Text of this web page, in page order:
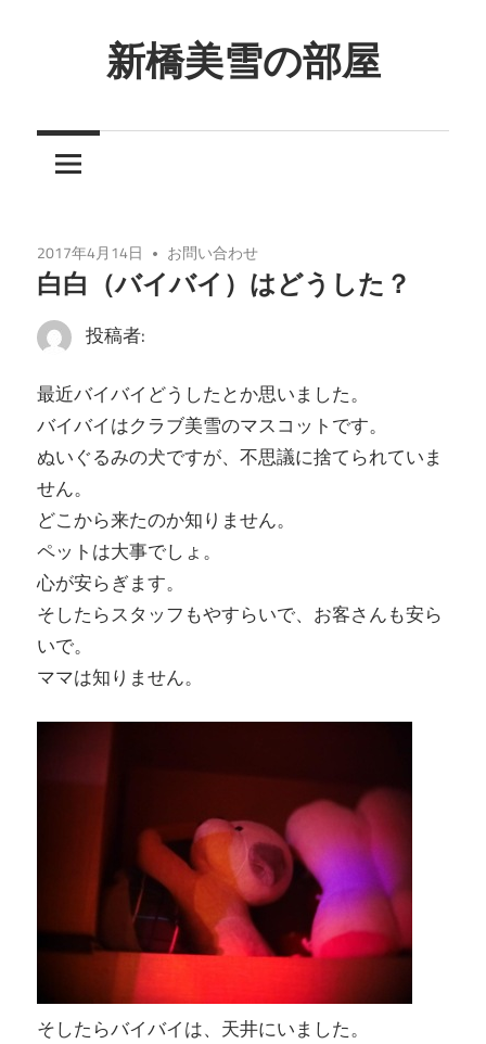
ツ
ッ
プ
新橋美雪の部屋
ん
し
た
癒
し
の
空
間
2017年4月14日 お問い合わせ
白白（バイバイ）はどうした？
投稿者:
最近バイバイどうしたとか思いました。
バイバイはクラブ美雪のマスコットです。
ぬいぐるみの犬ですが、不思議に捨てられていま
せん。
どこから来たのか知りません。
ペットは大事でしょ。
心が安らぎます。
そしたらスタッフもやすらいで、お客さんも安ら
いで。
ママは知りません。
そしたらバイバイは、天井にいました。